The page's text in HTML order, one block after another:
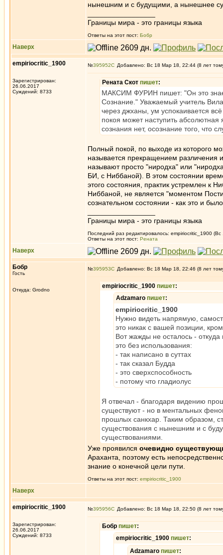
нынешним и с будущими, а нынешнее
Границы мира - это границы языка
Ответы на этот пост: Бобр
Наверх
empiriocritic_1900
Зарегистрирован:
26.06.2017
Суждений: 8733
№395952 Добавлено: Вс 18 Мар 18, 22:44 (8 лет
Рената Скот пишет:
МАКСИМ ФУРИН пишет: "Он это
Сознание." Уважаемый учитель
через джханы, ум успокаивается
покоя может наступить
сознания нет, осознание того, что
Полный покой, по выходе из которого
называется прекращением различения
называют просто "ниродха" или
БИ, с Ниббаной). В этом состоянии
этого состояния, практик устремлен к
Ниббаной, не является "моментом
сознательном состоянии - как это и
Границы мира - это границы языка
Последний раз редактировалось: empiriocritic_1900
Ответы на этот пост: Рената
Наверх
Бобр
Гость
Откуда: Grodno
№395953 Добавлено: Вс 18 Мар 18, 22:46 (8 лет
empiriocritic_1900 пишет:
Adzamaro пишет:
empiriocritic_1900
Нужно видеть напрямую,
это никак с вашей позиции,
Вот жажды не осталось -
это без использования:
- так написано в суттах
- так сказал Будда
- это сверхспособность
- потому что гладиолус
Я отвечал - благодаря видению
существуют - но в ментальных
прошлых санкхар. Таким образом,
существования с нынешним и с
существованиями.
Уже проявился очевидно
Араханта, поэтому есть
знание о конечной цели пути.
Ответы на этот пост: empiriocritic_1900
Наверх
empiriocritic_1900
Зарегистрирован:
26.06.2017
Суждений: 8733
№395956 Добавлено: Вс 18 Мар 18, 22:50 (8 лет
Бобр пишет:
empiriocritic_1900 пишет:
Adzamaro пишет: